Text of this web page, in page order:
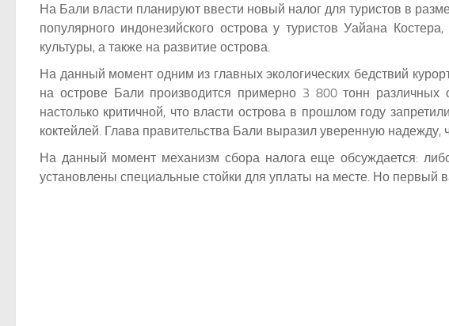
На Бали власти планируют ввести новый налог для туристов в
популярного индонезийского острова у туристов Уайана
культуры, а также на развитие острова.
На данный момент одним из главных экологических бедствий
на острове Бали производится примерно 3 800 тонн
настолько критичной, что власти острова в прошлом году
коктейлей. Глава правительства Бали выразил уверенную надежду,
На данный момент механизм сбора налога еще обсуждается:
установлены специальные стойки для уплаты на месте. Но первый